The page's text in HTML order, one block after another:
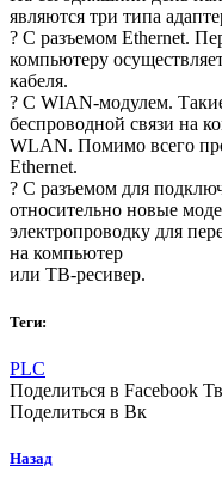
являются три типа
? С разъемом Ethernet.
компьютеру
кабеля.
? С WIAN-модулем.
беспроводной связи на
WLAN. Помимо всего
Ethernet.
? С разъемом для
относительно новые
электропроводку для
на компьютер
или ТВ-ресивер.
Теги:
PLC
Поделиться в Facebook
Поделиться в Вк
Назад